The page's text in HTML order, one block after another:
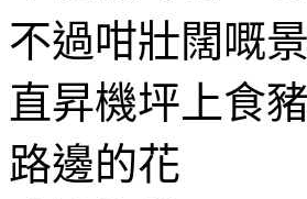
不過咁壯闊嘅
直昇機坪上食
路邊的花